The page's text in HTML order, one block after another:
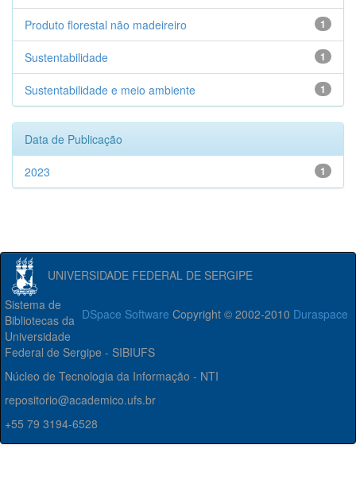
1
Produto florestal não madeireiro
1
Sustentabilidade
1
Sustentabilidade e meio ambiente
Data de Publicação
1
2023
UNIVERSIDADE FEDERAL DE SERGIPE
DSpace Software Copyright © 2002-2010 Duraspace
Sistema de
Bibliotecas da
Universidade
Federal de Sergipe - SIBIUFS
Núcleo de Tecnologia da Informação - NTI
repositorio@academico.ufs.br
+55 79 3194-6528